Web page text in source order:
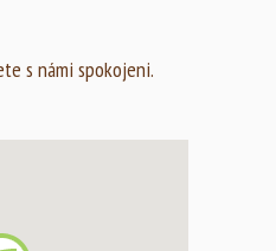
s námi spokojeni.